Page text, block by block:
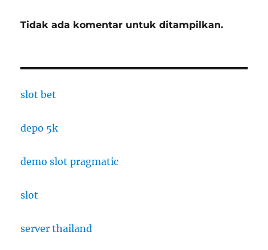
Tidak ada komentar untuk ditampilkan.
slot bet
depo 5k
demo slot pragmatic
slot
server thailand